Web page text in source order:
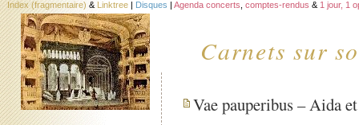
Carnets sur
Index (fragmentaire) & Linktree | Disques | Agenda concerts comptes-rendus & 1 jour, 1
Vae pauperibus – Aida